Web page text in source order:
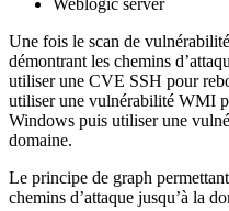
Une fois le scan de
démontrant les chemins
utiliser une CVE SSH pour
utiliser une vulnérabilité WMI
Windows puis utiliser une
domaine.
Le principe de graph
chemins d’attaque jusqu’à la